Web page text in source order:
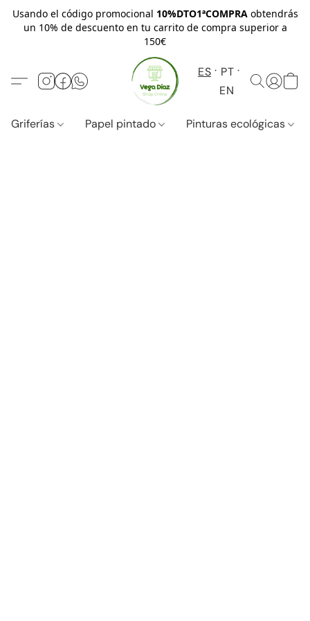
Usando el código promocional 10%DTO1ªCOMPRAobtendrás
un 10% de descuento en tu carrito de compra superior a
150€
ES
PT
EN
Griferías Papel pintado Pinturas ecológicas